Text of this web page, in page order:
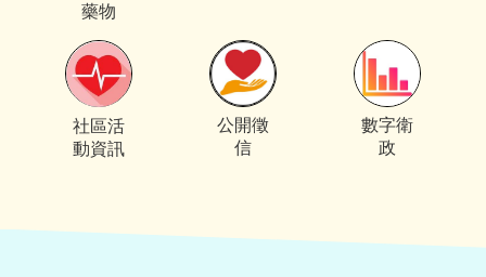
藥物
社區活
動資訊
公開徵
信
數字衛
政